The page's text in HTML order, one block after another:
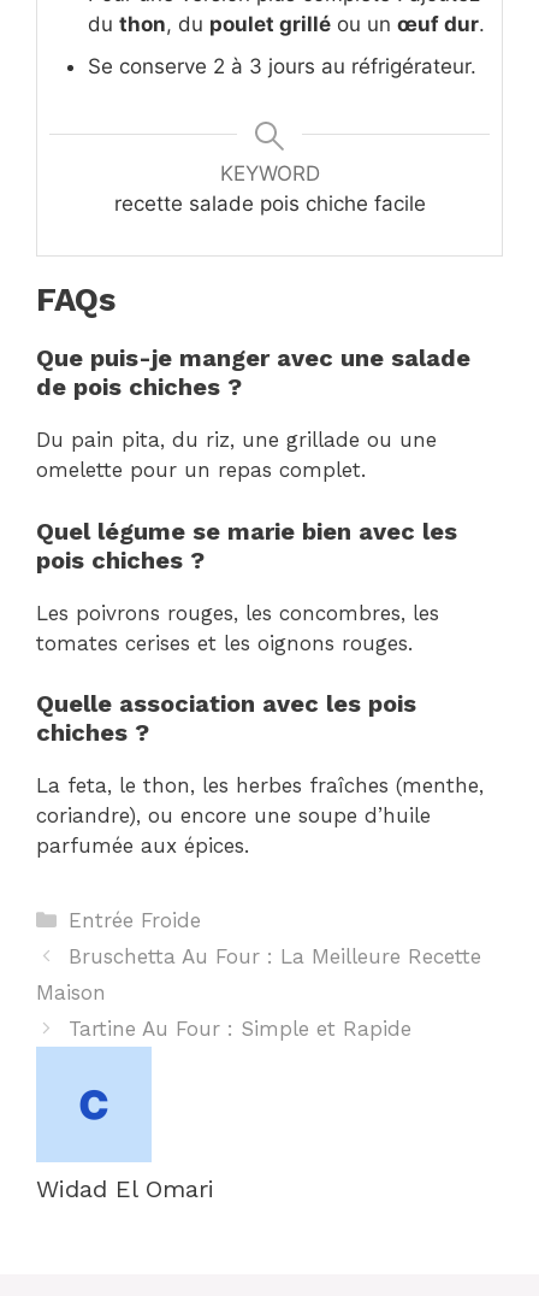
du thon, du poulet grillé ou un œuf dur.
Se conserve 2 à 3 jours au réfrigérateur.
KEYWORD
recette salade pois chiche facile
FAQs
Que puis-je manger avec une salade
de pois chiches ?
Du pain pita, du riz, une grillade ou une
omelette pour un repas complet.
Quel légume se marie bien avec les
pois chiches ?
Les poivrons rouges, les concombres, les
tomates cerises et les oignons rouges.
Quelle association avec les pois
chiches ?
La feta, le thon, les herbes fraîches (menthe,
coriandre), ou encore une soupe d’huile
parfumée aux épices.
Catégories
Entrée Froide
Bruschetta Au Four : La Meilleure Recette
Maison
Tartine Au Four : Simple et Rapide
Widad El Omari